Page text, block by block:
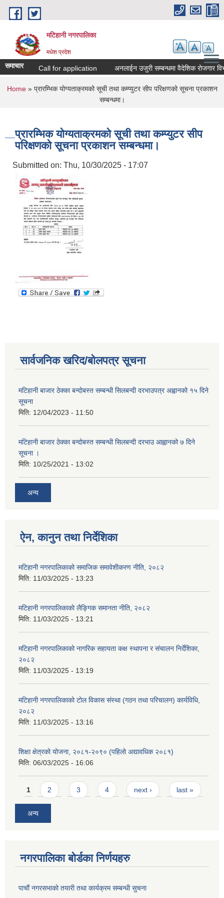
Skip to main content
मटिहानी नगरपालिका
मधेश प्रदेश
समाचार Call for application अनलाईन उजुरी सम्बन्धमा वैदेशिक रोजगार
You are here
Home» प्रारम्भिक योग्यताक्रमको सूची तथा कम्प्युटर सीप परिक्षणको सूचना प्रकाशन
सम्बन्धमा।
प्रारम्भिक योग्यताक्रमको सूची तथा कम्प्युटर सीप
परिक्षणको सूचना प्रकाशन सम्बन्धमा।
Submitted on: Thu, 10/30/2025 - 17:07
सार्वजनिक खरिद/बोलपत्र सूचना
मटिहानी बाजार ठेक्का बन्दोबस्त सम्बन्धी सिलबन्दी दरभाउपत्र अह्वानको १५ दिने
सूचना
मिति: 12/04/2023 - 11:50
मटिहानी बाजार ठेक्का बन्दोबस्त सम्बन्धी सिलबन्दी दरभाउ आह्वानको ७ दिने
सूचना ।
मिति: 10/25/2021 - 13:02
अन्य
ऐन, कानुन तथा निर्देशिका
मटिहानी नगरपालिकाको समाजिक समावेशीकरण नीति, २०८२
मिति: 11/03/2025 - 13:23
मटिहानी नगरपालिकाको लैङ्गिक समानता नीति, २०८२
मिति: 11/03/2025 - 13:21
मटिहानी नगरपालिकाको नागरिक सहायता कक्ष स्थापना र संचालन निर्देशिका,
२०८२
मिति: 11/03/2025 - 13:19
मटिहानी नगरपालिकाको टोल विकास संस्था (गठन तथा परिचालन) कार्यविधि,
२०८२
मिति: 11/03/2025 - 13:16
शिक्षा क्षेत्रको योजना, २०८१-२०९० ‌‍(पहिलो अद्यावधिक २०८१)
मिति: 06/03/2025 - 16:06
Pages
1 2 3 4 next › last »
अन्य
नगरपालिका बोर्डका निर्णयहरु
पाचाैं नगरसभाको तयारी तथा कार्यक्रम सम्बन्धी सुचना